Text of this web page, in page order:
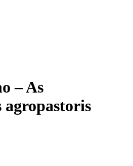
– As
agropastoris